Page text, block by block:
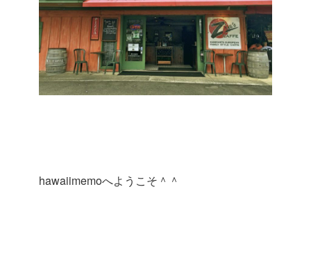
hawaiimemoへようこそ＾＾